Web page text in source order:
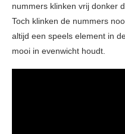
nummers klinken vrij donker
Toch klinken de nummers
altijd een speels element in
mooi in evenwicht houdt.